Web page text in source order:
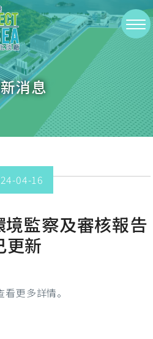
切
換
選
單
消息
04-16
監察及審核報告
更新
看更多詳情。